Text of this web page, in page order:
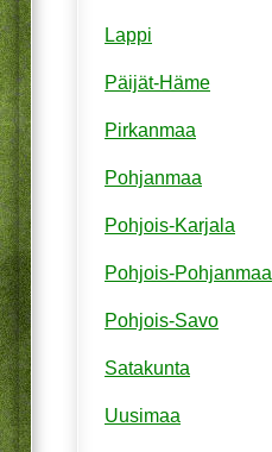
Lappi
Päijät-Häme
Pirkanmaa
Pohjanmaa
Pohjois-Karjala
Pohjois-Pohjanmaa
Pohjois-Savo
Satakunta
Uusimaa